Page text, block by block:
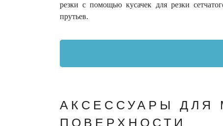
резки с помощью кусачек для резки
прутьев.
АКСЕССУАРЫ ДЛЯ
ПОВЕРХНОСТИ